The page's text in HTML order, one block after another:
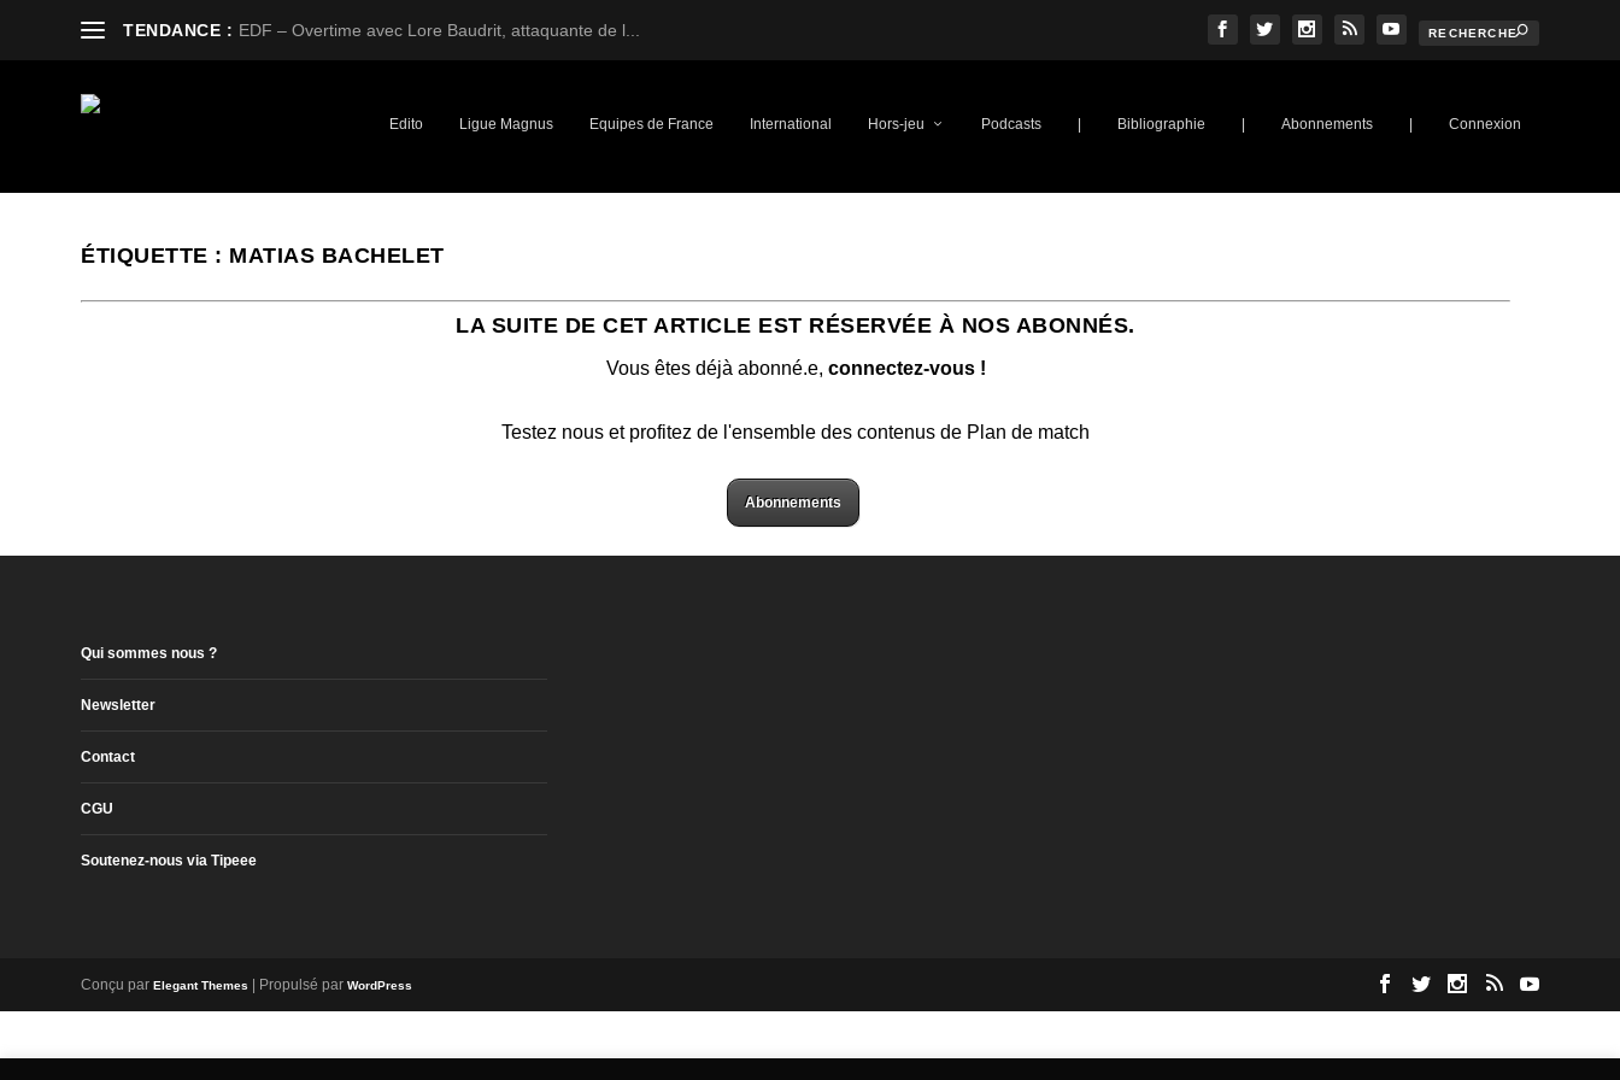
TENDANCE : EDF – Overtime avec Lore Baudrit, attaquante de l...
Edito Ligue Magnus Equipes de France International Hors-jeu Podcasts Bibliographie Abonnements Connexion
ÉTIQUETTE : MATIAS BACHELET
LA SUITE DE CET ARTICLE EST RÉSERVÉE À NOS ABONNÉS.
Vous êtes déjà abonné.e, connectez-vous !
Testez nous et profitez de l'ensemble des contenus de Plan de match
Abonnements
Qui sommes nous ?
Newsletter
Contact
CGU
Soutenez-nous via Tipeee
Conçu parElegant Themes | Propulsé parWordPress